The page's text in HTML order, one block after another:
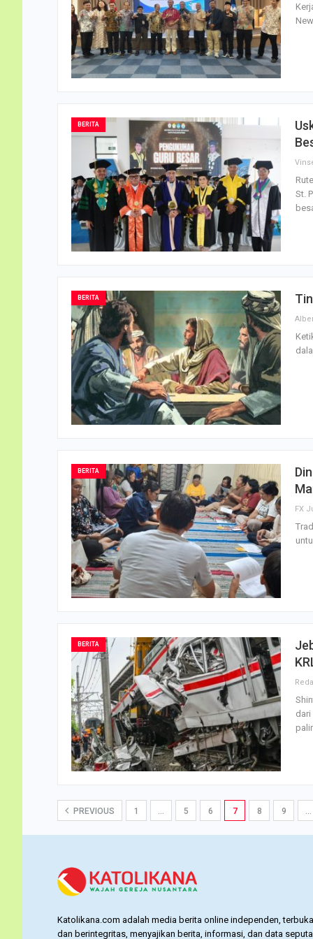
BERITA
St.
BERITA
BERITA
FX
BERITA
dari
PREVIOUS 1 5 6 7 8 9
Katolikana.com adalah media berita online independen, terbuka,
dan berintegritas, menyajikan berita, informasi, dan data